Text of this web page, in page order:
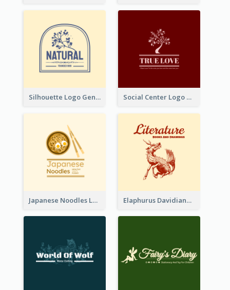
Silhouette Logo Generated With Decoration Of Tree Social Center Logo Created With Artistic Graphic Of Tree
Japanese Noodles Logo Created With Illustration Of Meal Elaphurus Davidianus Logo Created For Store Selling Chinese Literature Goods